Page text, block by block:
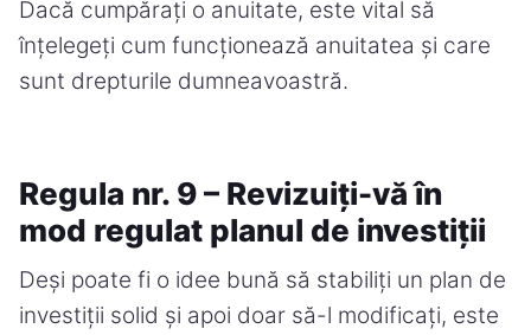
Dacă cumpărați o anuitate, este vital să
înțelegeți cum funcționează anuitatea și care
sunt drepturile dumneavoastră.
Regula nr. 9 – Revizuiți-vă în
mod regulat planul de investiții
Deși poate fi o idee bună să stabiliți un plan de
investiții solid și apoi doar să-l modificați, este